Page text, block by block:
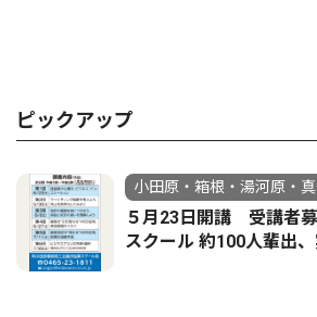
ピックアップ
小田原・箱根・湯河原・
５月23日開講 受講者
スクール 約100人輩出